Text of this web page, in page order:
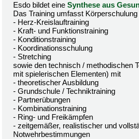
Esdo bildet eine Synthese aus
Das Training umfasst
- Herz-Kreislauftraining
- Kraft- und Funktionstraining
- Konditionstraining
- Koordinationsschulung
- Stretching
sowie den technisch / methodischen
mit spielerischen Elementen) mit
- theoretischer Ausbildung
- Grundschule / Techniktraining
- Partnerübungen
- Kombinationstraining
- Ring- und Freikämpfen
- zeitgemäßer, realistischer und
Notwehrbestimmungen